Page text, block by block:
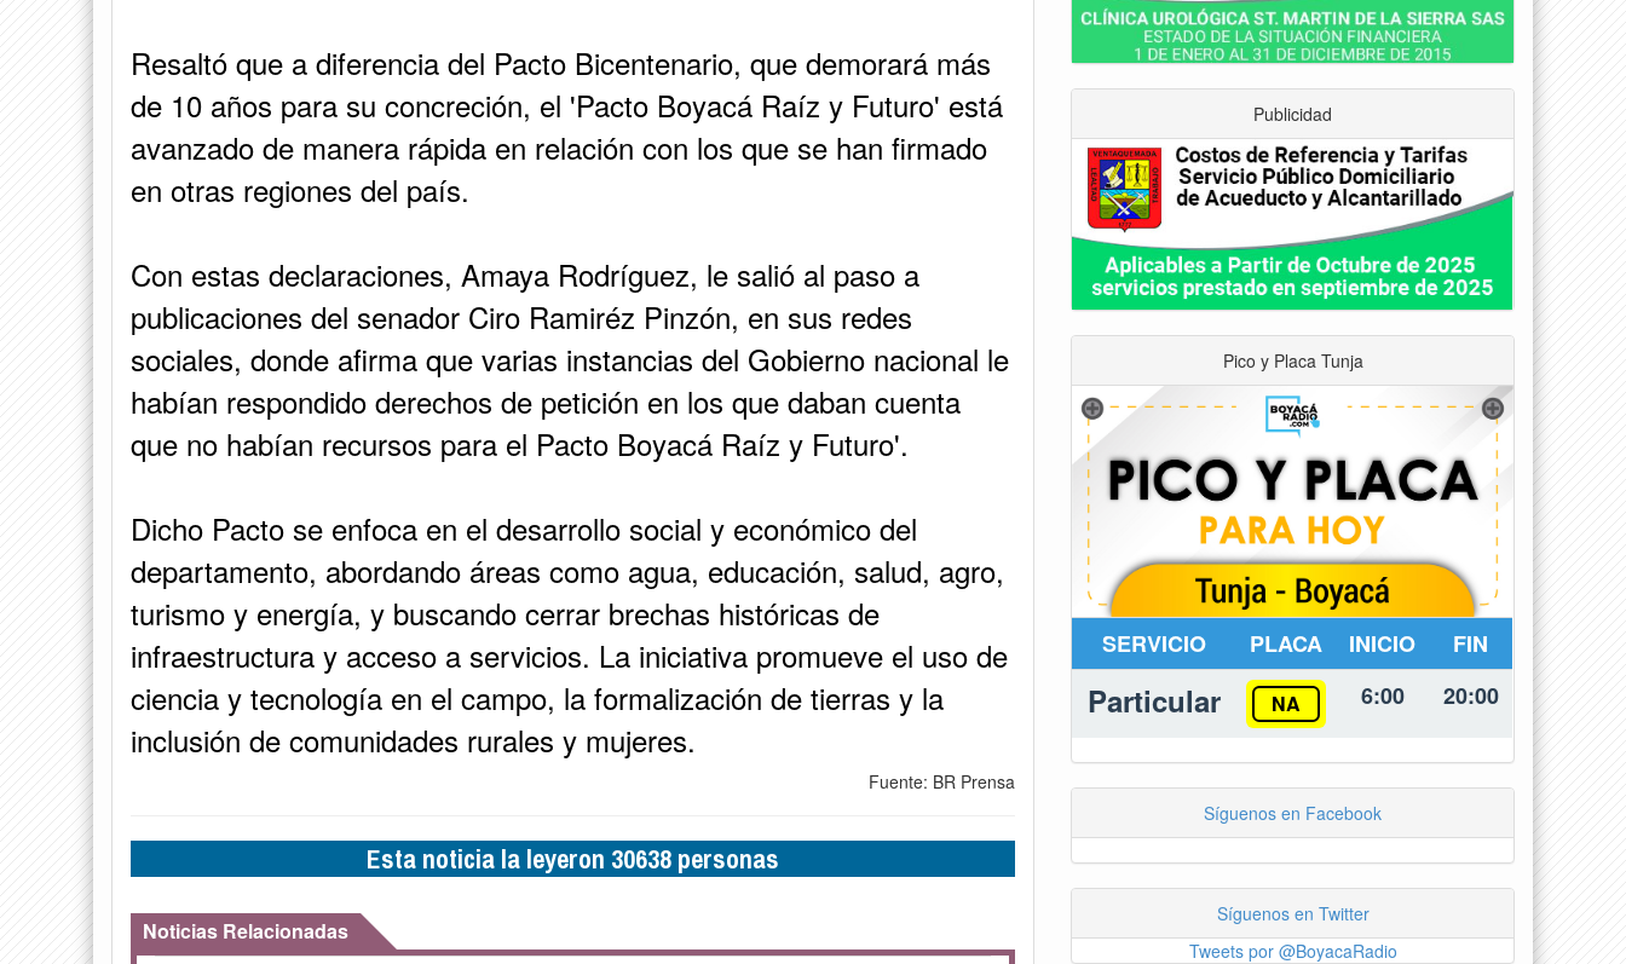
Resaltó que a diferencia del Pacto Bicentenario, que demorará más
de 10 años para su concreción, el 'Pacto Boyacá Raíz y Futuro' está
avanzado de manera rápida en relación con los que se han firmado
en otras regiones del país.
Con estas declaraciones, Amaya Rodríguez, le salió al paso a
publicaciones del senador Ciro Ramiréz Pinzón, en sus redes
sociales, donde afirma que varias instancias del Gobierno nacional le
habían respondido derechos de petición en los que daban cuenta
que no habían recursos para el Pacto Boyacá Raíz y Futuro'.
Dicho Pacto se enfoca en el desarrollo social y económico del
departamento, abordando áreas como agua, educación, salud, agro,
turismo y energía, y buscando cerrar brechas históricas de
infraestructura y acceso a servicios. La iniciativa promueve el uso de
ciencia y tecnología en el campo, la formalización de tierras y la
inclusión de comunidades rurales y mujeres.
Fuente: BR Prensa
Esta noticia la leyeron 30638 personas
Noticias Relacionadas
Publicidad
Pico y Placa Tunja
SERVICIO PLACA INICIO FIN
Particular NA 6:00 20:00
Síguenos en Facebook
Síguenos en Twitter
Tweets por @BoyacaRadio